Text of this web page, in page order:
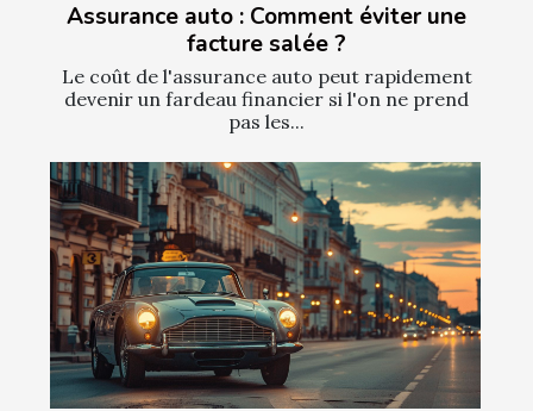
Assurance auto : Comment éviter une
facture salée ?
Le coût de l'assurance auto peut rapidement
devenir un fardeau financier si l'on ne prend
pas les...